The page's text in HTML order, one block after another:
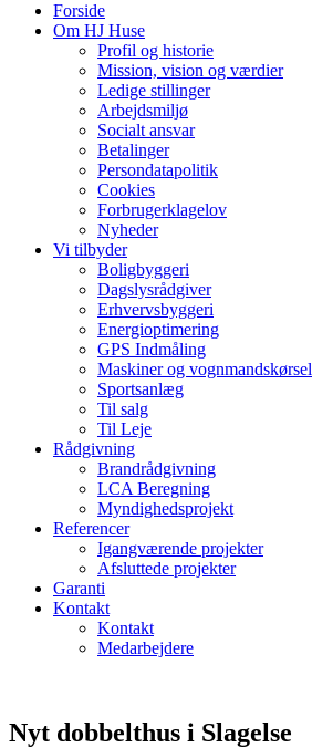
Forside
Om HJ Huse
Profil og historie
Mission, vision og værdier
Ledige stillinger
Arbejdsmiljø
Socialt ansvar​
Betalinger
Persondatapolitik
Cookies
Forbrugerklagelov
Nyheder
Vi tilbyder
Boligbyggeri
Dagslysrådgiver
Erhvervsbyggeri
Energioptimering
GPS Indmåling
Maskiner og vognmandskørsel
Sportsanlæg
Til salg
Til Leje
Rådgivning
Brandrådgivning
LCA Beregning
Myndighedsprojekt
Referencer
Igangværende projekter
Afsluttede projekter
Garanti
Kontakt
Kontakt
Medarbejdere
Nyt dobbelthus i Slagelse